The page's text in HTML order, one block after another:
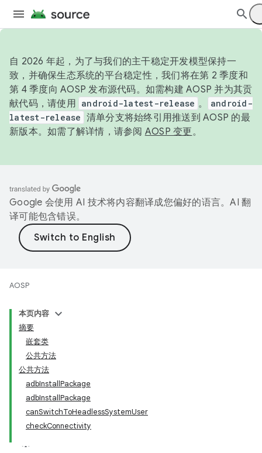
自 2026 年起，为了与我们的主干稳定开发模型保持一
致，并确保生态系统的平台稳定性，我们将在第 2 季度和
第 4 季度向 AOSP 发布源代码。如需构建 AOSP 并为其贡
献代码，请使用 android-latest-release 。
android-
latest-release 清单分支将始终引用推送到 AOSP 的最
新版本。如需了解详情，请参阅 AOSP 变更。
Google 会使用 AI 技术将内容翻译成您偏好的语言。AI 翻
译可能包含错误。
AOSP
本页内容
摘要
嵌套类
公共方法
公共方法
adbInstallPackage
adbInstallPackage
canSwitchToHeadlessSystemUser
checkConnectivity